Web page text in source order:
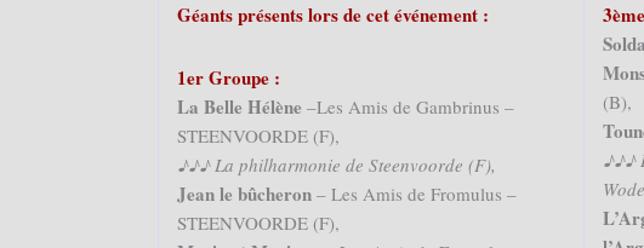
Géants présents lors de cet événement :
1er Groupe :
La Belle Hélène –Les Amis de Gambrinus –
STEENVOORDE (F),
♪♪♪ La philharmonie de Steenvoorde (F),
Jean le bûcheron– Les Amis de Fromulus –
STEENVOORDE (F),
(B),
♪♪♪